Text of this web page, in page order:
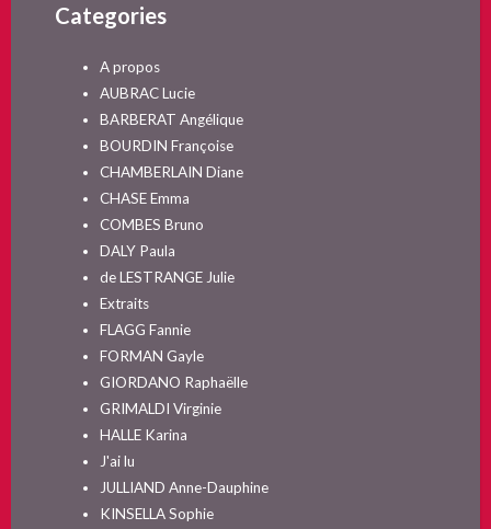
Categories
A propos
AUBRAC Lucie
BARBERAT Angélique
BOURDIN Françoise
CHAMBERLAIN Diane
CHASE Emma
COMBES Bruno
DALY Paula
de LESTRANGE Julie
Extraits
FLAGG Fannie
FORMAN Gayle
GIORDANO Raphaëlle
GRIMALDI Virginie
HALLE Karina
J'ai lu
JULLIAND Anne-Dauphine
KINSELLA Sophie